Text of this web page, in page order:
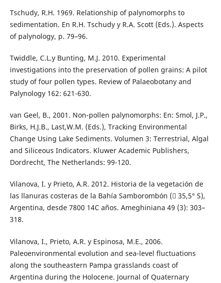
Tschudy, R.H. 1969. Relationship of palynomorphs to
sedimentation. En R.H. Tschudy y R.A. Scott (Eds.). Aspects
of palynology, p. 79–96.
Twiddle, C.L.y Bunting, M.J. 2010. Experimental
investigations into the preservation of pollen grains: A pilot
study of four pollen types. Review of Palaeobotany and
Palynology 162: 621-630.
van Geel, B., 2001. Non-pollen palynomorphs: En: Smol, J.P.,
Birks, H.J.B., Last,W.M. (Eds.), Tracking Environmental
Change Using Lake Sediments. Volumen 3: Terrestrial, Algal
and Siliceous Indicators. Kluwer Academic Publishers,
Dordrecht, The Netherlands: 99-120.
Vilanova, I. y Prieto, A.R. 2012. Historia de la vegetación de
las llanuras costeras de la Bahía Samborombón ( 35,5° S),
Argentina, desde 7800 14C años. Ameghiniana 49 (3): 303–
318.
Vilanova, I., Prieto, A.R. y Espinosa, M.E., 2006.
Paleoenvironmental evolution and sea-level fluctuations
along the southeastern Pampa grasslands coast of
Argentina during the Holocene. Journal of Quaternary